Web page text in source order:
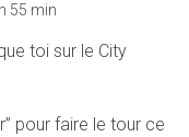
55 min
toi sur le City
pour faire le tour ce